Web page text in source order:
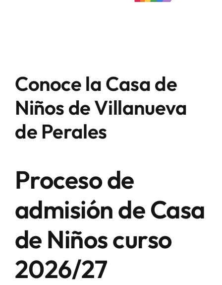
Conoce la Casa de
Niños de Villanueva
de Perales
Proceso de
admisión de Casa
de Niños curso
2026/27